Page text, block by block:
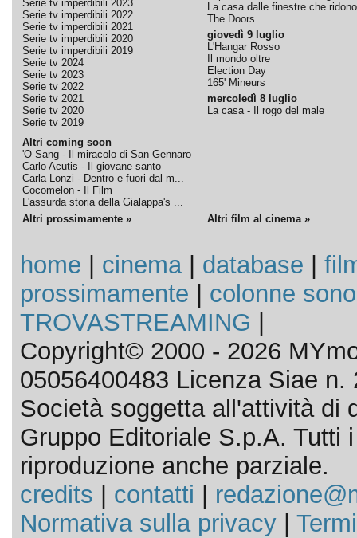
Serie tv imperdibili 2023
Serie tv imperdibili 2022
Serie tv imperdibili 2021
Serie tv imperdibili 2020
Serie tv imperdibili 2019
Serie tv 2024
Serie tv 2023
Serie tv 2022
Serie tv 2021
Serie tv 2020
Serie tv 2019
Altri coming soon
'O Sang - Il miracolo di San Gennaro
Carlo Acutis - Il giovane santo
Carla Lonzi - Dentro e fuori dal m...
Cocomelon - Il Film
L'assurda storia della Gialappa's ...
La casa dalle finestre che ridono
The Doors
giovedì 9 luglio
L'Hangar Rosso
Il mondo oltre
Election Day
165' Mineurs
mercoledì 8 luglio
La casa - Il rogo del male
Altri prossimamente » Altri film al cinema »
home cinema| database
prossimamente
colonne
TROVASTREAMING
Copyright© 2000 - 2026
05056400483 Licenza Siae n.
Società soggetta all'attività di
Gruppo Editoriale S.p.A. Tutti
riproduzione anche parziale.
credits
contatti
Normativa sulla privacy|